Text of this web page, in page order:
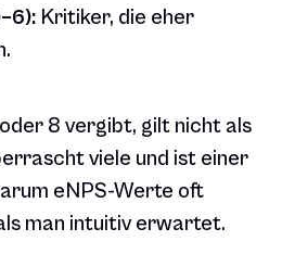
Kritiker, die eher
8 vergibt, gilt nicht als
viele und ist einer
eNPS-Werte oft
man intuitiv erwartet.